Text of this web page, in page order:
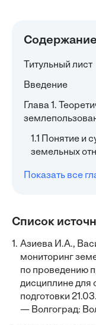
Содержание
Титульный лист
Введение
Глава 1.
1.1 Понятие и
земельных
Показать все
Список
1. Азиева И.А.,
мониторинг
по проведению
дисциплине для
подготовки
— Волгоград: